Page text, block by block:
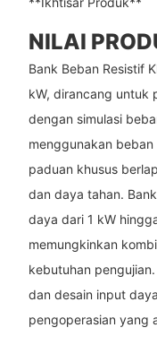
NILAI
Bank Beban Resistif
kW, dirancang untuk
dengan simulasi
menggunakan
paduan khusus
dan daya tahan.
daya dari 1 kW
memungkinkan
kebutuhan
dan desain input
pengoperasian yang